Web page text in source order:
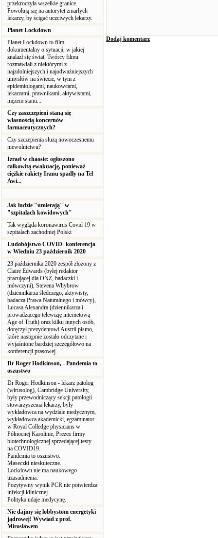
przekroczyła wszelkie granice.
Powołują się na autorytet zmarłych
lekarzy, by ścigać uczciwych lekarzy.
Planet Lockdown
Planet Lockdown to film
dokumentalny o sytuacji, w jakiej
znalazł się świat. Twórcy filmu
rozmawiali z niektórymi z
najzdolniejszych i najodważniejszych
umysłów na świecie, w tym z
epidemiologami, naukowcami,
lekarzami, prawnikami, aktywistami,
mężem stanu...
Czy zaszczepieni staną się
własnością koncernów
farmaceutycznych?
Czy szczepienia służą nowoczesnemu
niewolnictwu?
Izrael w chaosie: ogłoszono
całkowitą ewakuację, ponieważ
ciężkie rakiety Iranu spadły na Tel
Awi...
Jak ludzie "umierają" w
"szpitalach kowidowych"
Tak wygląda koronawirus Covid 19 w
szpitalach zachodniej Polski
Ludobójstwo COVID- konferencja
w Wiedniu 23 październik 2020
23 października 2020 zespół złożony z
Claire Edwards (byłej redaktor
pracującej dla ONZ, badaczki i
mówczyni), Stevena Whybrow
(dziennikarza śledczego, aktywisty,
badacza Prawa Naturalnego i mówcy),
Lucasa Alexandra (dziennikarza i
prowadzącego telewizję internetową
Age of Truth) oraz kilku innych osób,
doręczył prezydentowi Austrii pismo,
które następnie zostało odczytane i
wyjaśnione bardziej szczegółowo na
konferencji prasowej.
Dr Roger Hodkinson, - Pandemia to
oszustwo
Dr Roger Hodkinson - lekarz patolog
(wirusolog), Cambridge University,
były przewodniczący sekcji patologii
stowarzyszenia lekarzy, były
wykładowca na wydziale medycznym,
wykładowca akademicki, egzaminator
w Royal Colledge physicians w
Północnej Karolinie, Prezes firmy
biotechnologicznej sprzedającej testy
na COVID19.
Pandemia to oszustwo.
Maseczki nieskuteczne.
Lockdown nie ma naukowego
uzasadnienia.
Pozytywny wynik PCR nie potwierdza
infekcji klinicznej.
Polityka udaje medycynę.
Nie dajmy się lobbystom energetyki
jądrowej! Wywiad z prof.
Mirosławem
Dodaj komentarz